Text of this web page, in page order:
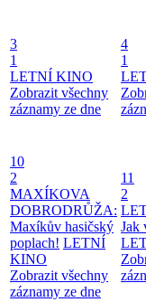
3
1
LETNÍ KINO
Zobrazit všechny
záznamy ze dne
4
1
10
2
MAXÍKOVA
DOBRODRŮŽA:
Maxíkův hasičský
poplach! LETNÍ
KINO
Zobrazit všechny
záznamy ze dne
11
2
Jak